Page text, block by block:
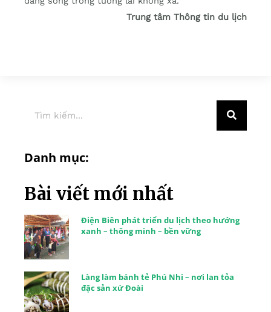
Trung tâm Thông tin du lịch
Danh mục:
Bài viết mới nhất
Điện Biên phát triển du lịch theo hướng
xanh – thông minh – bền vững
Làng làm bánh tẻ Phú Nhi – nơi lan tỏa
đặc sản xứ Đoài